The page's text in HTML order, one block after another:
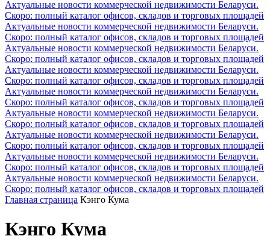
Актуальные новости коммерческой недвижимости Беларуси.
Скоро: полный каталог офисов, складов и торговых площадей
Актуальные новости коммерческой недвижимости Беларуси.
Скоро: полный каталог офисов, складов и торговых площадей
Актуальные новости коммерческой недвижимости Беларуси.
Скоро: полный каталог офисов, складов и торговых площадей
Актуальные новости коммерческой недвижимости Беларуси.
Скоро: полный каталог офисов, складов и торговых площадей
Актуальные новости коммерческой недвижимости Беларуси.
Скоро: полный каталог офисов, складов и торговых площадей
Актуальные новости коммерческой недвижимости Беларуси.
Скоро: полный каталог офисов, складов и торговых площадей
Актуальные новости коммерческой недвижимости Беларуси.
Скоро: полный каталог офисов, складов и торговых площадей
Актуальные новости коммерческой недвижимости Беларуси.
Скоро: полный каталог офисов, складов и торговых площадей
Актуальные новости коммерческой недвижимости Беларуси.
Скоро: полный каталог офисов, складов и торговых площадей
Главная страница Кэнго Кума
Кэнго Кума